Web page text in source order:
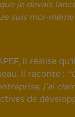
je devais
suis moi-
il réalise
Il raconte :
j’ai
de